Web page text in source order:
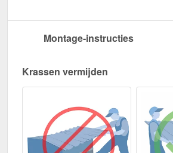
Montage-instructies
Krassen vermijden